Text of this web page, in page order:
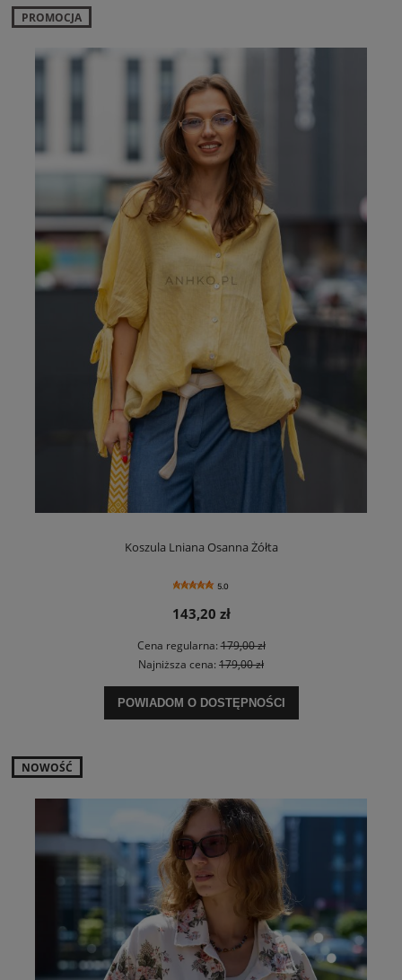
Koszula Lniana Osanna Żółta
5.0
143,20 zł
Cena regularna:179,00 zł
Najniższa cena: 179,00 zł
POWIADOM O DOSTĘPNOŚCI
PROMOCJA
NOWOŚĆ